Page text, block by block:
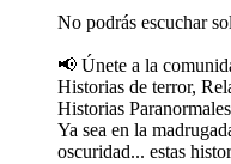
No podrás escuchar
📢 Únete a la
Historias de terror,
Historias
Ya sea en la
oscuridad... estas